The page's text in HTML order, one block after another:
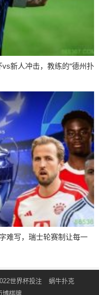
新人冲击，教练的“德州扑
难写，瑞士轮赛制让每一
世界杯投注
蜗牛扑克
博棋牌